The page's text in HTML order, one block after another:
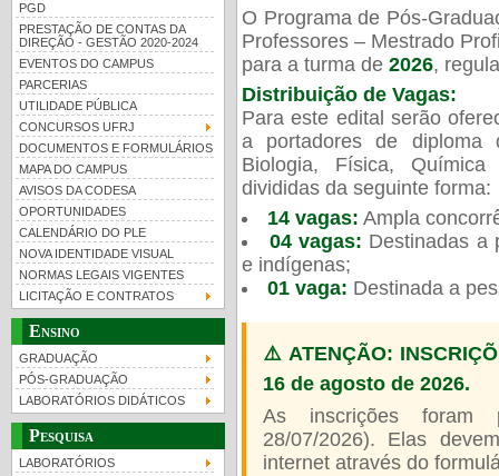
PGD
PRESTAÇÃO DE CONTAS DA
DIREÇÃO - GESTÃO 2020-2024
EVENTOS DO CAMPUS
PARCERIAS
UTILIDADE PÚBLICA
CONCURSOS UFRJ
DOCUMENTOS E FORMULÁRIOS
MAPA DO CAMPUS
AVISOS DA CODESA
OPORTUNIDADES
CALENDÁRIO DO PLE
NOVA IDENTIDADE VISUAL
NORMAS LEGAIS VIGENTES
LICITAÇÃO E CONTRATOS
Ensino
GRADUAÇÃO
PÓS-GRADUAÇÃO
LABORATÓRIOS DIDÁTICOS
Pesquisa
LABORATÓRIOS
O Programa de Pós-
Professores – Mestrado
para a turma de 2026,
Distribuição de Vagas:
Para este edital serão
a portadores de diploma
Biologia, Física,
divididas da seguinte forma:
14 vagas: Ampla
04 vagas: Destinadas a
e indígenas;
01 vaga: Destinada a
⚠️ ATENÇÃO:
16 de agosto de 2026.
As inscrições foram
28/07/2026). Elas
internet através do
Guia de boas práticas
UFRJ 100 anos